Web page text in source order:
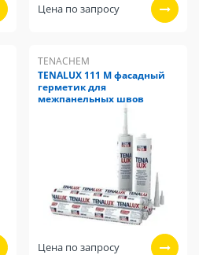
Цена по запросу
TENACHEM
TENALUX 111 М фасадный
герметик для
межпанельных швов
Цена по запросу